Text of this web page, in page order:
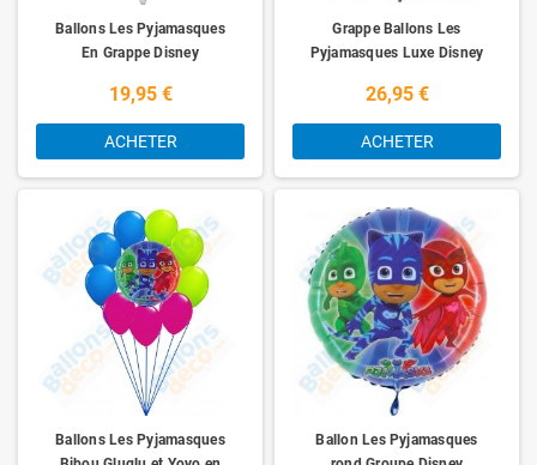
Ballons Les Pyjamasques
En Grappe Disney
19,95 €
ACHETER
Grappe Ballons Les
Pyjamasques Luxe Disney
26,95 €
ACHETER
Ballons Les Pyjamasques
Ballon Les Pyjamasques